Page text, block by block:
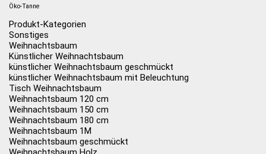
Öko-Tanne
Produkt-Kategorien
Sonstiges
Weihnachtsbaum
Künstlicher Weihnachtsbaum
künstlicher Weihnachtsbaum geschmückt
künstlicher Weihnachtsbaum mit Beleuchtung
Tisch Weihnachtsbaum
Weihnachtsbaum 120 cm
Weihnachtsbaum 150 cm
Weihnachtsbaum 180 cm
Weihnachtsbaum 1M
Weihnachtsbaum geschmückt